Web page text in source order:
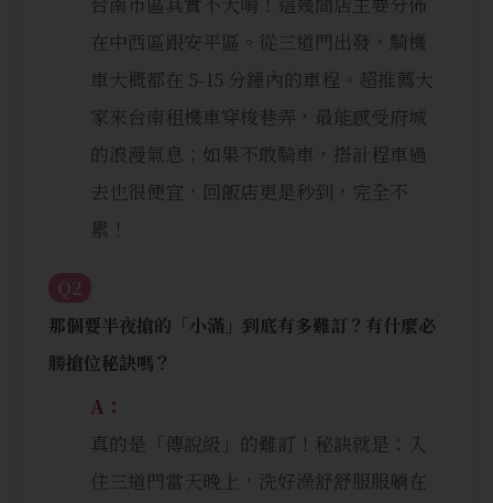
在中西區跟安平區。從三道門出發，騎機
車大概都在 5-15 分鐘內的車程。超推薦大
家來台南租機車穿梭巷弄，最能感受府城
的浪漫氣息；如果不敢騎車，搭計程車過
去也很便宜，回飯店更是秒到，完全不
累！
Q2
那個要半夜搶的「小滿」到底有多難訂？有什麼必
勝搶位秘訣嗎？
A：
真的是「傳說級」的難訂！秘訣就是：入
住三道門當天晚上，洗好澡舒舒服服躺在